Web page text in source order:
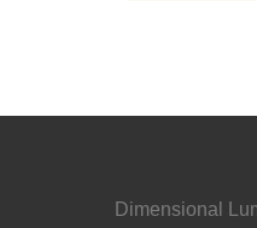
Dimensional